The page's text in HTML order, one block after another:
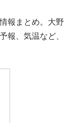
報まとめ。大野
報、気温など、